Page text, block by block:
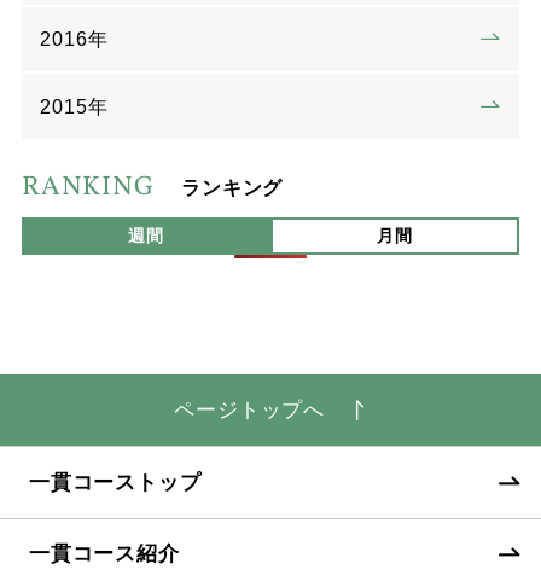
2016年
2015年
RANKING ランキング
週間 月間
ページトップへ
一貫コーストップ
一貫コース紹介